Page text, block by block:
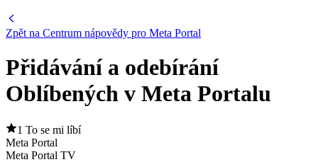
Zpět na Centrum nápovědy pro Meta Portal
Přidávání a odebírání
Oblíbených v Meta Portalu
1 To se mi líbí
Meta Portal
Meta Portal TV